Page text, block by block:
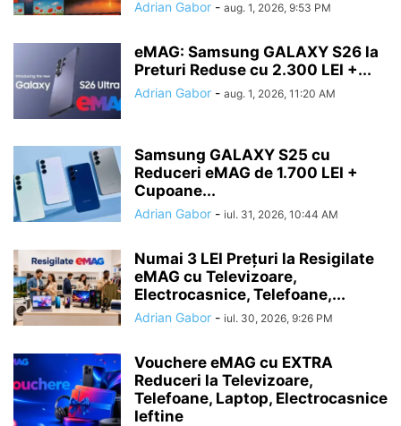
Adrian Gabor - aug. 1, 2026, 9:53 PM
eMAG: Samsung GALAXY S26 la
Preturi Reduse cu 2.300 LEI +...
Adrian Gabor - aug. 1, 2026, 11:20 AM
Samsung GALAXY S25 cu
Reduceri eMAG de 1.700 LEI +
Cupoane...
Adrian Gabor - iul. 31, 2026, 10:44 AM
Numai 3 LEI Prețuri la Resigilate
eMAG cu Televizoare,
Electrocasnice, Telefoane,...
Adrian Gabor - iul. 30, 2026, 9:26 PM
Vouchere eMAG cu EXTRA
Reduceri la Televizoare,
Telefoane, Laptop, Electrocasnice
Ieftine